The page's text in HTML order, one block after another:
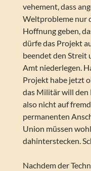
vehement, dass
Weltprobleme nur
Hoffnung geben,
dürfe das Projekt
beendet den Streit
Amt niederlegen.
Projekt habe jetzt
das Militär will den
also nicht auf
permanenten
Union müssen
dahinterstecken.
Nachdem der